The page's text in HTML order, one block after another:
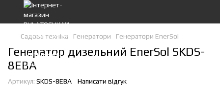
Садова техніка Генератори Генератори EnerSol
Генератор дизельний EnerSol SKDS-
8EBA
Артикул: SKDS-8EBA Написати відгук